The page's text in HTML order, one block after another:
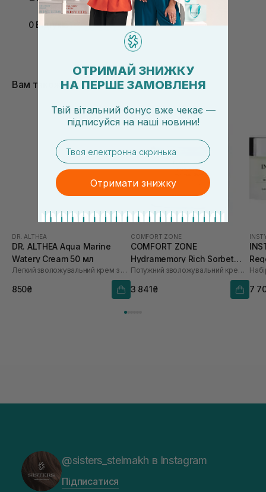
0 Відгуків
Вам також сподобається
DR. ALTHEA
DR. ALTHEA Aqua Marine
Watery Cream 50 мл
Легкий зволожувальний крем з морським комплексом
850₴
COMFORT ZONE
COMFORT ZONE
Hydramemory Rich Sorbet
Cream 50 мл
Потужний зволожувальний крем-сорбет
3 841₴ 7
@sisters_stelmakh в Instagram
Підписатися
ОТРИМАЙ ЗНИЖКУ
НА ПЕРШЕ ЗАМОВЛЕНЯ
Твій вітальний бонус вже чекає —
підписуйся на наші новини!
email
Отримати знижку